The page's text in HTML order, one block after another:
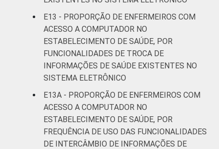
E13 - PROPORÇÃO DE ENFERMEIROS COM
ACESSO A COMPUTADOR NO
ESTABELECIMENTO DE SAÚDE, POR
FUNCIONALIDADES DE TROCA DE
INFORMAÇÕES DE SAÚDE EXISTENTES NO
SISTEMA ELETRÔNICO
E13A - PROPORÇÃO DE ENFERMEIROS COM
ACESSO A COMPUTADOR NO
ESTABELECIMENTO DE SAÚDE, POR
FREQUÊNCIA DE USO DAS FUNCIONALIDADES
DE INTERCÂMBIO DE INFORMAÇÕES DE